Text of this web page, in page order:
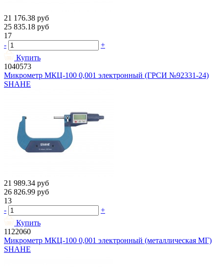
21 176.38 руб
25 835.18 руб
17
-
+
Купить
1040573
Микрометр МКЦ-100 0,001 электронный (ГРСИ №92331-24)
SHAHE
21 989.34 руб
26 826.99 руб
13
-
+
Купить
1122060
Микрометр МКЦ-100 0,001 электронный (металлическая МГ)
SHAHE